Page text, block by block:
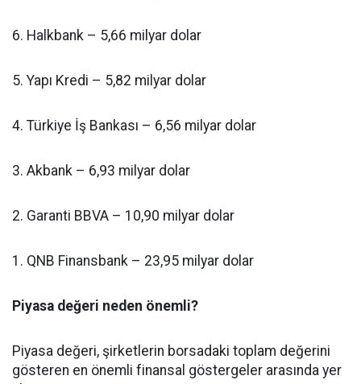
6. Halkbank – 5,66 milyar dolar
5. Yapı Kredi – 5,82 milyar dolar
4. Türkiye İş Bankası – 6,56 milyar dolar
3. Akbank – 6,93 milyar dolar
2. Garanti BBVA – 10,90 milyar dolar
1. QNB Finansbank – 23,95 milyar dolar
Piyasa değeri neden önemli?
Piyasa değeri, şirketlerin borsadaki toplam değerini
gösteren en önemli finansal göstergeler arasında yer